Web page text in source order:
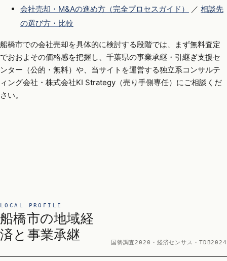
会社売却・M&Aの進め方（完全プロセスガイド）
／ 相談先
の選び方・比較
船橋市での会社売却を具体的に検討する段階では、まず無料査定
でおおよその価格感を把握し、千葉県の事業承継・引継ぎ支援セ
ンター（公的・無料）や、当サイトを運営する独立系コンサルテ
ィング会社・株式会社KI Strategy（売り手側専任）にご相談くだ
さい。
LOCAL PROFILE
船橋市の地域経
済と事業承継
国勢調査2020・経済センサス・TDB2024